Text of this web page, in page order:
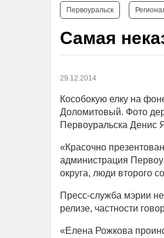
Первоуральск
Самая
29.12.2014
Кособокую елку на
Доломитовый. Фото
Первоуральска Денис
«Красочно
администрация
округа, люди второго
Пресс-служба мэрии
релизе, частности
«Елена Рожкова